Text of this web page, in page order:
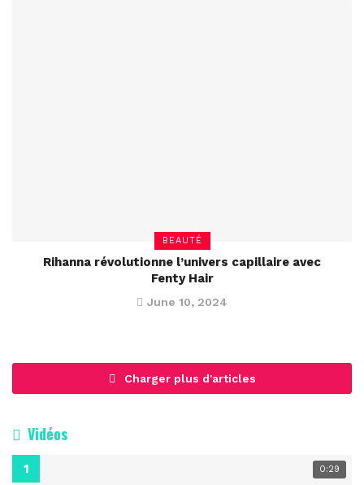
BEAUTÉ
Rihanna révolutionne l’univers capillaire avec
Fenty Hair
June 10, 2024
Charger plus d'articles
Vidéos
0:29